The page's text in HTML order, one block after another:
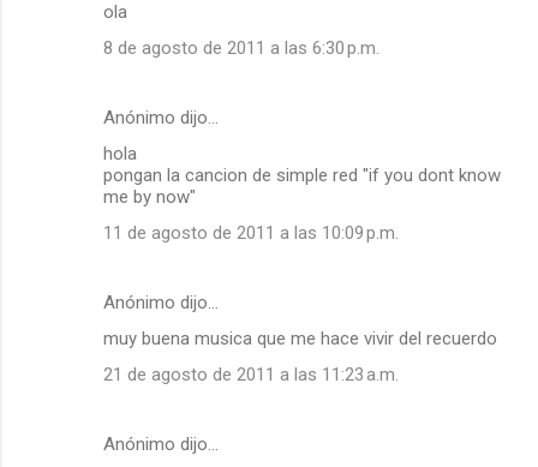
ola
8 de agosto de 2011 a las 6:30 p.m.
Anónimo dijo…
hola
pongan la cancion de simple red "if you dont know
me by now"
11 de agosto de 2011 a las 10:09 p.m.
Anónimo dijo…
muy buena musica que me hace vivir del recuerdo
21 de agosto de 2011 a las 11:23 a.m.
Anónimo dijo…